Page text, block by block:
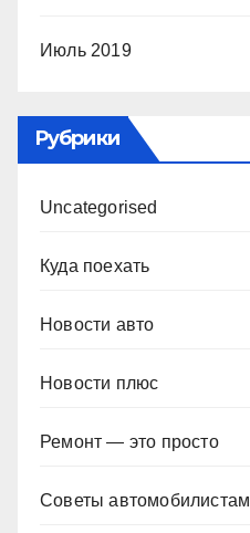
Июль 2019
Рубрики
Uncategorised
Куда поехать
Новости авто
Новости плюс
Ремонт — это просто
Советы автомобилистам